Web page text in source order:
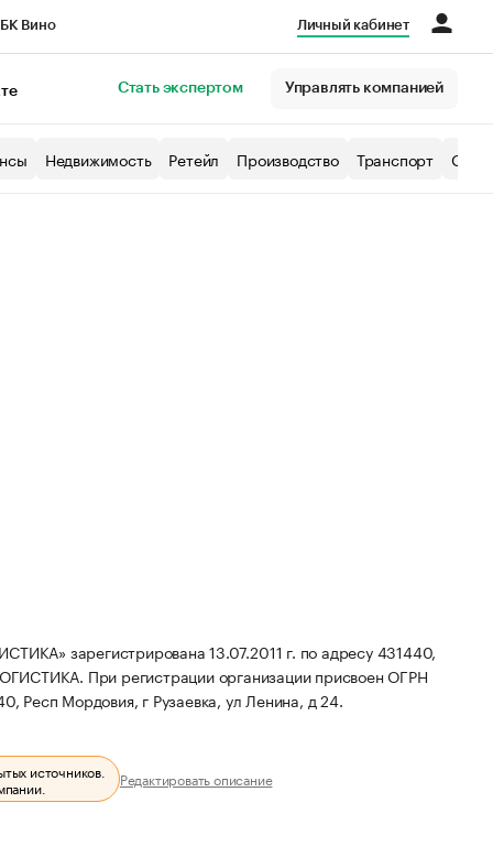
Вино Личный кабинет
Стать экспертом Управлять компанией
Недвижимость Ретейл Производство Транспорт
зарегистрирована 13.07.2011 г. по адресу 431440,
При регистрации организации присвоен ОГРН
Респ Мордовия, г Рузаевка, ул Ленина, д 24.
источников. Редактировать описание